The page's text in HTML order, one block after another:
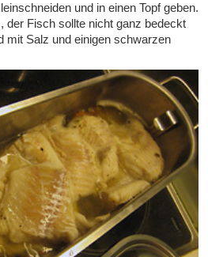
und in einen Topf geben.
der Fisch sollte nicht ganz bedeckt
mit Salz und einigen schwarzen